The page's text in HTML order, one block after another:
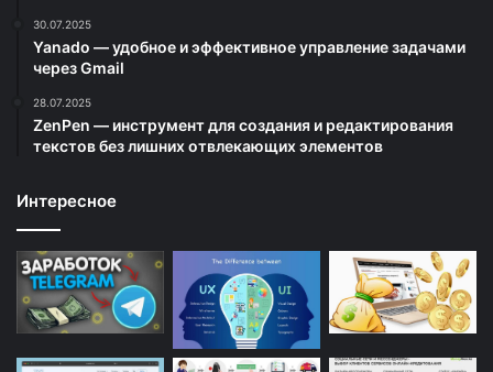
30.07.2025
Yanado — удобное и эффективное управление задачами
через Gmail
28.07.2025
ZenPen — инструмент для создания и редактирования
текстов без лишних отвлекающих элементов
Интересное